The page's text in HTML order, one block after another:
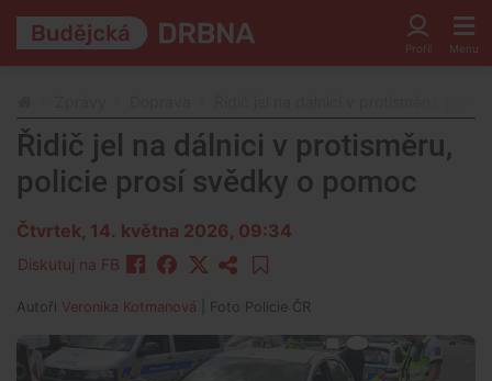
Řidič jel na dálnici v protisměru,
policie prosí svědky o pomoc
Čtvrtek, 14. května 2026, 09:34
Diskutuj na FB
Autoři Veronika Kotmanová | Foto Policie ČR